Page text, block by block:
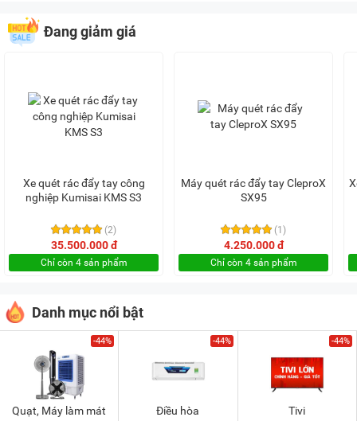
Đang giảm giá
Xe quét rác đẩy tay công
nghiệp Kumisai KMS S3
(2)
35.500.000 đ
Chỉ còn 4 sản phẩm
Máy quét rác đẩy tay CleproX
SX95
(1)
4.250.000 đ
Chỉ còn 4 sản phẩm
Danh mục nổi bật
-44%
Quạt, Máy làm mát
-44%
Điều hòa
-44%
Tivi